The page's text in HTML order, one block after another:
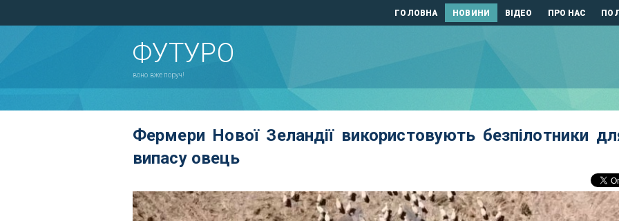
ГОЛОВНА НОВИНИ ВІДЕО ПРО НАС
ФУТУРО
воно вже поруч!
Фермери Нової Зеландії використовують безпілотники
випасу овець